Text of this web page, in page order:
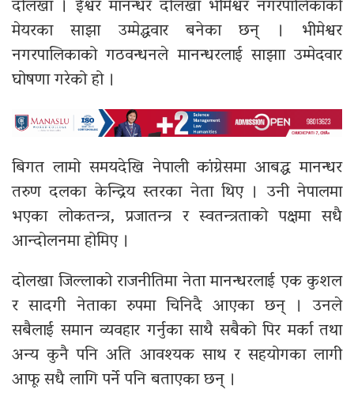
दोलखा । ईश्वर मानन्धर दोलखा भीमेश्वर नगरपालिकाको
मेयरका साझा उम्मेद्धवार बनेका छन् । भीमेश्वर
नगरपालिकाको गठवन्धनले मानन्धरलाई साझाा उम्मेदवार
घोषणा गरेको हो ।
बिगत लामो समयदेखि नेपाली कांग्रेसमा आबद्ध मानन्धर
तरुण दलका केन्द्रिय स्तरका नेता थिए । उनी नेपालमा
भएका लोकतन्त्र, प्रजातन्त्र र स्वतन्त्रताको पक्षमा सधै
आन्दोलनमा होमिए ।
दोलखा जिल्लाको राजनीतिमा नेता मानन्धरलाई एक कुशल
र सादगी नेताका रुपमा चिनिदै आएका छन् । उनले
सबैलाई समान व्यवहार गर्नुका साथै सबैको पिर मर्का तथा
अन्य कुनै पनि अति आवश्यक साथ र सहयोगका लागी
आफू सधै लागि पर्ने पनि बताएका छन् ।